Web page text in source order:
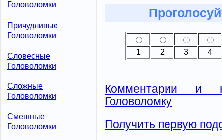
Головоломки
Причудливые
Головоломки
Словесные
Головоломки
Сложные
Головоломки
Смешные
Головоломки
1 2 3 4
Комментарии и
Головоломку
Получить первую